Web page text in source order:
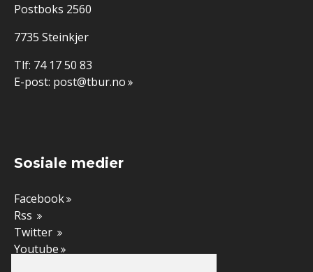
Postboks 2560
7735 Steinkjer
Tlf: 74 17 50 83
E-post: post@tbur.no
Sosiale medier
Facebook
Rss
Twitter
Youtube